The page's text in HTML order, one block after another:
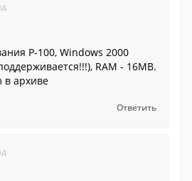
P-100, Windows 2000
RAM - 16MB.
в архиве
Ответить